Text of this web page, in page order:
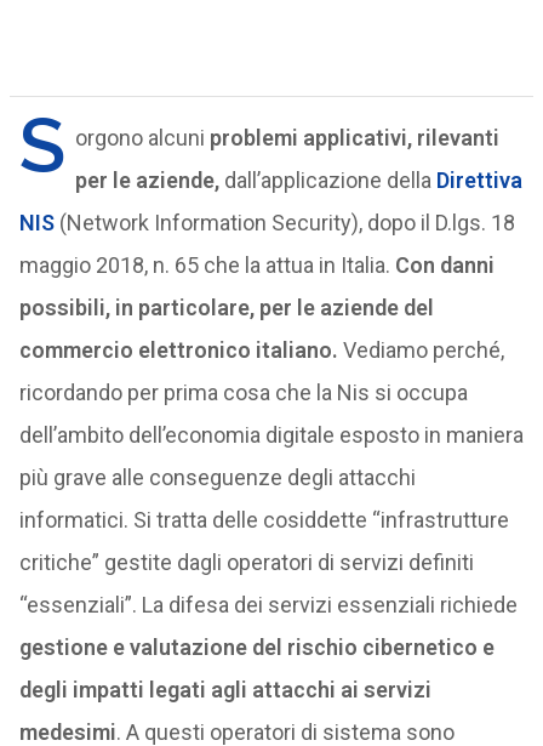
S orgono alcuni problemi applicativi, rilevanti
per le aziende,dall’applicazione della Direttiva
NIS(Network Information Security), dopo il D.lgs. 18
maggio 2018, n. 65 che la attua in Italia. Con danni
possibili, in particolare, per le aziende del
commercio elettronico italiano. Vediamo perché,
ricordando per prima cosa che la Nis si occupa
dell’ambito dell’economia digitale esposto in maniera
più grave alle conseguenze degli attacchi
informatici. Si tratta delle cosiddette “infrastrutture
critiche” gestite dagli operatori di servizi definiti
“essenziali”. La difesa dei servizi essenziali richiede
gestione e valutazione del rischio cibernetico e
degli impatti legati agli attacchi ai servizi
medesimi. A questi operatori di sistema sono